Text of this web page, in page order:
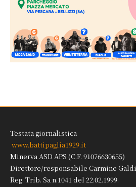
Testata giornalistica
www.battipaglia1929.it
Minerva ASD APS (C.F. 91076630655)
Direttore/responsabile Carmine Galdi
Reg. Trib. Sa n.1041 del 22.02.1999.